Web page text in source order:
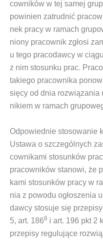
cow­ni­ków w tej samej
powi­nien zatrud­nić
nek pra­cy w ramach
nio­ny pra­cow­nik zgło­si
u tego pra­co­daw­cy w
z nim sto­sun­ku prac.
takie­go pra­cow­ni­ka
się­cy od dnia
ni­kiem w ramach
Odpowiednie stosowanie
Usta­wa o szcze­gól­nych
cow­ni­ka­mi sto­sun­ków
pra­cow­ni­ków sta­no­wi, że
ka­mi sto­sun­ków pra­cy w
nia z powo­du ogło­sze­nia
daw­cy sto­su­je się
5, art. 1868 i art. 196 pkt 2
prze­pi­sy regu­lu­ją­ce